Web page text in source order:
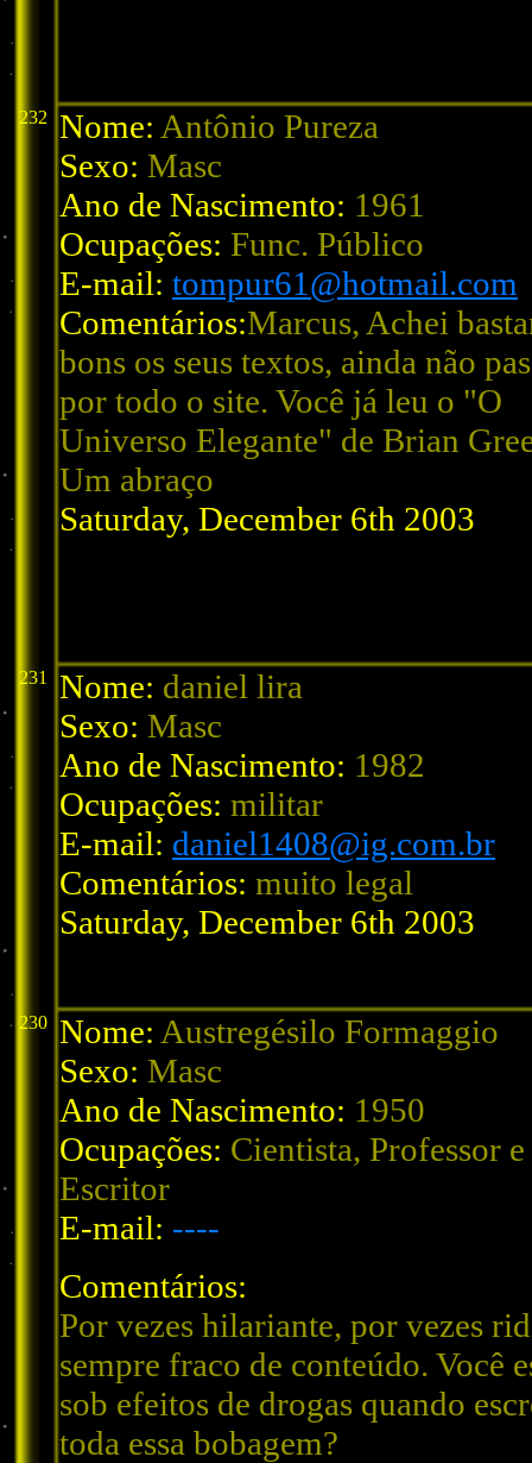
232 Nome: Antônio Pureza
Sexo: Masc
Ano de Nascimento: 1961
Ocupações: Func. Público
E-mail: tompur61@hotmail.com
Comentários:Marcus, Achei
bons os seus textos, ainda não
por todo o site. Você já leu o "O
Universo Elegante" de Brian
Um abraço
Saturday, December 6th 2003
231 Nome: daniel lira
Sexo: Masc
Ano de Nascimento: 1982
Ocupações: militar
E-mail: daniel1408@ig.com.br
Comentários: muito legal
Saturday, December 6th 2003
230 Nome: Austregésilo Formaggio
Sexo: Masc
Ano de Nascimento: 1950
Ocupações: Cientista, Professor e
Escritor
E-mail: ----
Comentários:
Por vezes hilariante, por vezes
sempre fraco de conteúdo. Você
sob efeitos de drogas quando
toda essa bobagem?